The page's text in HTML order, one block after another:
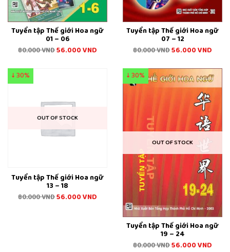
Tuyển tập Thế giới Hoa ngữ
01 – 06
80.000VND56.000VND
Tuyển tập Thế giới Hoa ngữ
07 – 12
80.000VND56.000VND
OUT OF STOCK
↓ 30%
Tuyển tập Thế giới Hoa ngữ
13 – 18
80.000VND56.000VND
OUT OF STOCK
↓ 30%
Tuyển tập Thế giới Hoa ngữ
19 – 24
80.000VND56.000VND